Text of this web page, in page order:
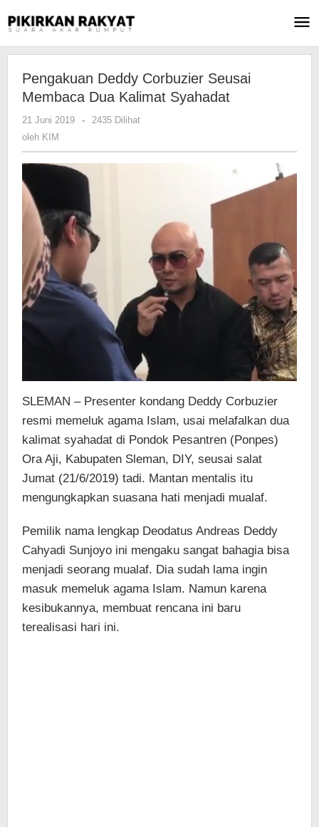
ke
Pengakuan Deddy Corbuzier Seusai
Membaca Dua Kalimat Syahadat
21 Juni 2019
oleh
-
2435 Dilihat
oleh KIM
SLEMAN – Presenter kondang Deddy Corbuzier
resmi memeluk agama Islam, usai melafalkan dua
kalimat syahadat di Pondok Pesantren (Ponpes)
Ora Aji, Kabupaten Sleman, DIY, seusai salat
Jumat (21/6/2019) tadi. Mantan mentalis itu
mengungkapkan suasana hati menjadi mualaf.
Pemilik nama lengkap Deodatus Andreas Deddy
Cahyadi Sunjoyo ini mengaku sangat bahagia bisa
menjadi seorang mualaf. Dia sudah lama ingin
masuk memeluk agama Islam. Namun karena
kesibukannya, membuat rencana ini baru
terealisasi hari ini.